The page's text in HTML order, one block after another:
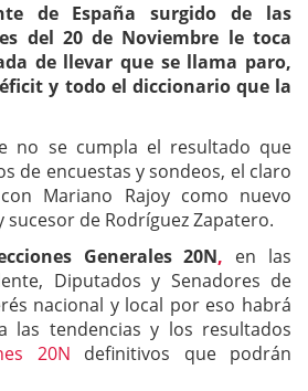
de España surgido de las
del 20 de Noviembre le toca
de llevar que se llama paro,
y todo el diccionario que la
no se cumpla el resultado que
de encuestas y sondeos, el claro
Mariano Rajoy como nuevo
de Rodríguez Zapatero.
Generales 20N, en las
Diputados y Senadores de
nacional y local por eso habrá
las tendencias y los resultados
20N definitivos que podrán